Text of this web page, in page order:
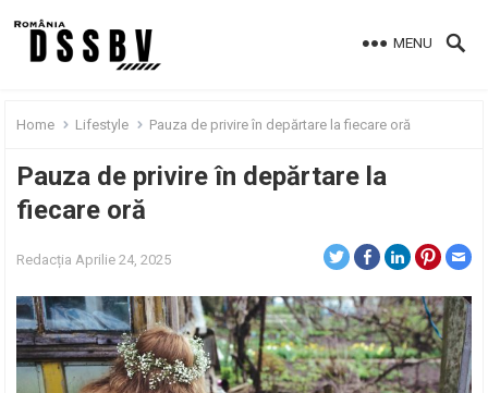
MENU
Home Lifestyle Pauza de privire în depărtare la fiecare oră
Pauza de privire în depărtare la
fiecare oră
Redacția Aprilie 24, 2025